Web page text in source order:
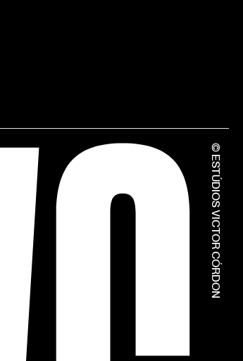
© ESTÚDIOS VICTOR CÓRDON